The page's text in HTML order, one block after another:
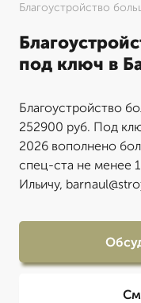
Благоустройство
под ключ в
Благоустройство
252900 руб. Под
2026 вополнено
спец-ста не менее
Ильичу,